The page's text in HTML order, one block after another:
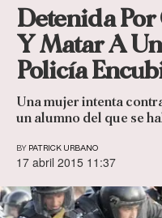
Detenida
Y Matar A
Policía
Una mujer intenta
un alumno del que se
BY PATRICK URBANO
17 abril 2015 11:37